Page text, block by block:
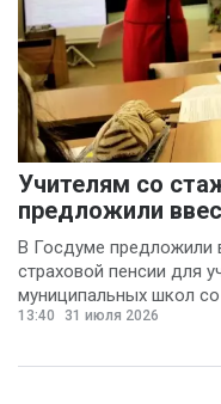
Учителям со
предложили
В Госдуме предложили
страховой пенсии для
муниципальных школ
13:40 31 июля 2026